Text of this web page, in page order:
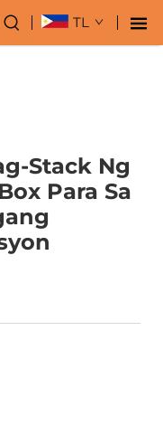
TL
Stack Ng
Para Sa